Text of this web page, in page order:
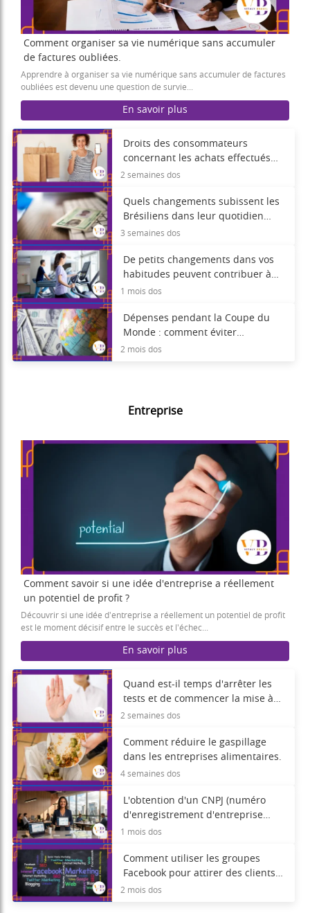
Comment organiser sa vie numérique sans accumuler
de factures oubliées.
Apprendre à organiser sa vie numérique sans accumuler de factures
oubliées est devenu une question de survie...
En savoir plus
Droits des consommateurs
concernant les achats effectués
via des applications.
2 semaines dos
Quels changements subissent les
Brésiliens dans leur quotidien
grâce à l'identité numérique ?
3 semaines dos
De petits changements dans vos
habitudes peuvent contribuer à
réduire le stress quotidien.
1 mois dos
Dépenses pendant la Coupe du
Monde : comment éviter
l’endettement par carte de crédit
2 mois dos
Entreprise
Comment savoir si une idée d'entreprise a réellement
un potentiel de profit ?
Découvrir si une idée d'entreprise a réellement un potentiel de profit
est le moment décisif entre le succès et l'échec...
En savoir plus
Quand est-il temps d'arrêter les
tests et de commencer la mise à
l'échelle ?
2 semaines dos
Comment réduire le gaspillage
dans les entreprises alimentaires.
4 semaines dos
L'obtention d'un CNPJ (numéro
d'enregistrement d'entreprise
brésilien) résout-elle quelque
concrets observe-t-on ?
1 mois dos
Comment utiliser les groupes
Facebook pour attirer des clients
locaux
2 mois dos